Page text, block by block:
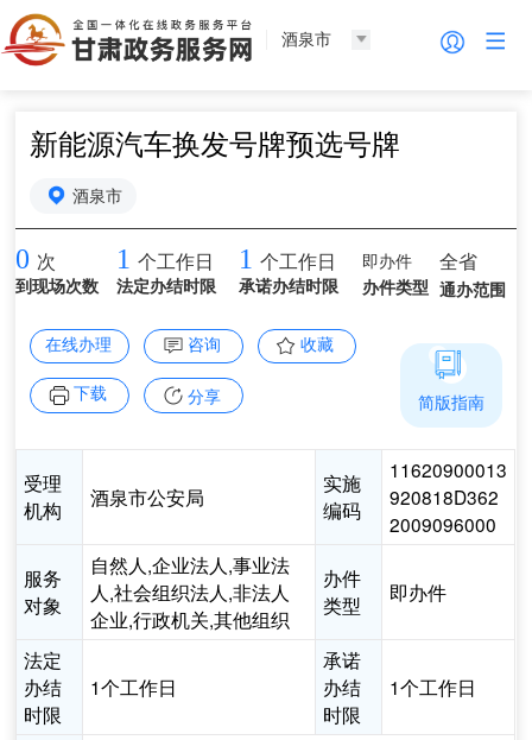
酒泉市
新能源汽车换发号牌预选号牌
酒泉市
0 次
到现场次数
1 个工作日
法定办结时限
1 个工作日
承诺办结时限
即办件
办件类型
全省
通办范围
在线办理 咨询 收藏
下载 分享
受理
机构
酒泉市公安局
实施
编码
11620900013
920818D362
2009096000
服务
对象
自然人,企业法人,事业法
人,社会组织法人,非法人
企业,行政机关,其他组织
办件
类型
即办件
法定
办结
时限
1个工作日
承诺
办结
时限
1个工作日
简版指南